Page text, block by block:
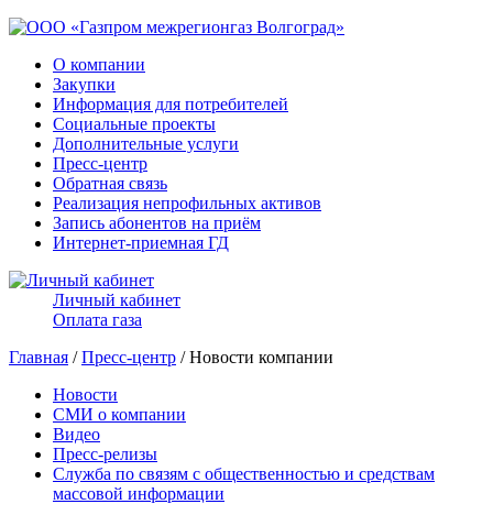
О компании
Закупки
Информация для потребителей
Социальные проекты
Дополнительные услуги
Пресс-центр
Обратная связь
Реализация непрофильных активов
Запись абонентов на приём
Интернет-приемная ГД
Личный кабинет
Оплата газа
Главная /Пресс-центр / Новости компании
Новости
СМИ о компании
Видео
Пресс-релизы
Служба по связям с общественностью и средствам
массовой информации